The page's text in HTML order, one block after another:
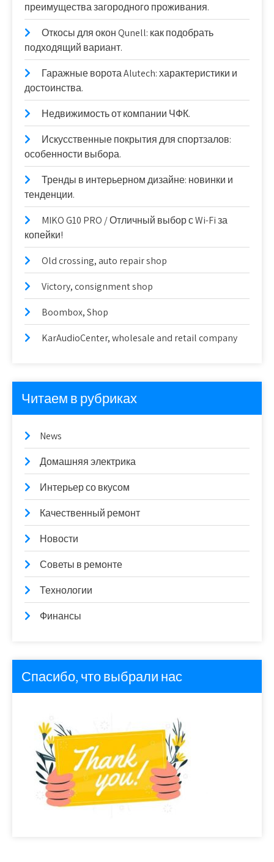
преимущества загородного проживания.
Откосы для окон Qunell: как подобрать
подходящий вариант.
Гаражные ворота Alutech: характеристики и
достоинства.
Недвижимость от компании ЧФК.
Искусственные покрытия для спортзалов:
особенности выбора.
Тренды в интерьерном дизайне: новинки и
тенденции.
MIKO G10 PRO / Отличный выбор с Wi-Fi за
копейки!
Old crossing, auto repair shop
Victory, consignment shop
Boombox, Shop
KarAudioCenter, wholesale and retail company
Читаем в рубриках
News
Домашняя электрика
Интерьер со вкусом
Качественный ремонт
Новости
Советы в ремонте
Технологии
Финансы
Спасибо, что выбрали нас